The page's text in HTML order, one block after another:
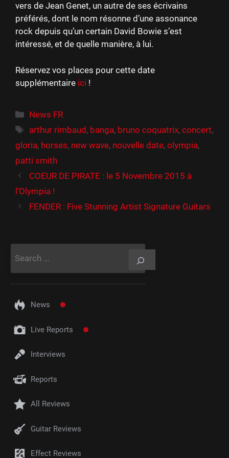
vers de Jean Genet, un autre de ses écrivains
préférés, dont le nom résonne d’une assonance
rock depuis qu’un certain David Bowie s’est
intéressé, et de quelle manière, à lui.
Réservez vos places pour cette date
supplémentaire ici !
Catégories
News FR
Étiquettes
arthur rimbaud, banga, bruno coquatrix,concert,
gloria, horses, new wave, nouvelle date, olympia,
patti smith
COEUR DE PIRATE : le 5 Novembre 2015 à
l’Olympia !
FENDER : Five Stunning Artist Signature Guitars
News
Live Reports
Interviews
Reports
All Reviews
Guitar Reviews
Effect Reviews